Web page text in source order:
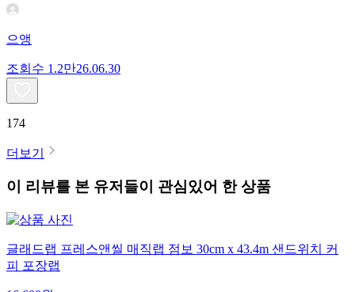
으앵
조회수 1.2만26.06.30
174
더보기
이 리뷰를 본 유저들이 관심있어 한 상품
글래드랩 프레스앤씰 매직랩 점보 30cm x 43.4m 샌드위치 커
피 포장랩